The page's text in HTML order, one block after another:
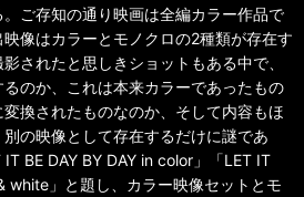
ご存知の通り映画は全編カラー作品で
像はカラーとモノクロの2種類が存在す
されたと思しきショットもある中で、
のか、これは本来カラーであったもの
換されたものなのか、そして内容もほ
の映像として存在するだけに謎であ
BE DAY BY DAY in color」「LET IT
white」と題し、カラー映像セットとモ